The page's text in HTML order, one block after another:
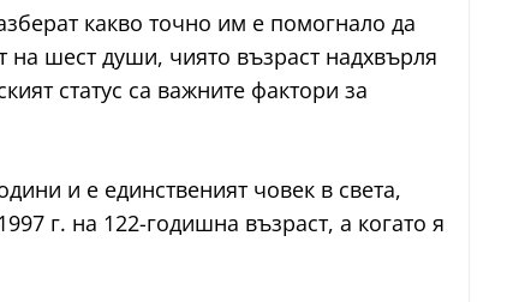
какво точно им е помогнало да
на шест души, чиято възраст надхвърля
статус са важните фактори за
и е единственият човек в света,
г. на 122-годишна възраст, а когато я